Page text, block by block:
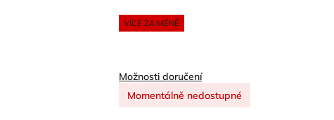
VÍCE ZA MÉNĚ
Možnosti doručení
Momentálně nedostupné